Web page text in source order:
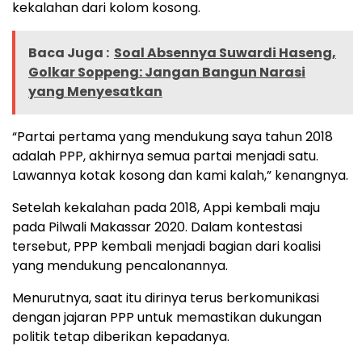
kekalahan dari kolom kosong.
Baca Juga : Soal Absennya Suwardi Haseng,
Golkar Soppeng: Jangan Bangun Narasi
yang Menyesatkan
“Partai pertama yang mendukung saya tahun 2018
adalah PPP, akhirnya semua partai menjadi satu.
Lawannya kotak kosong dan kami kalah,” kenangnya.
Setelah kekalahan pada 2018, Appi kembali maju
pada Pilwali Makassar 2020. Dalam kontestasi
tersebut, PPP kembali menjadi bagian dari koalisi
yang mendukung pencalonannya.
Menurutnya, saat itu dirinya terus berkomunikasi
dengan jajaran PPP untuk memastikan dukungan
politik tetap diberikan kepadanya.